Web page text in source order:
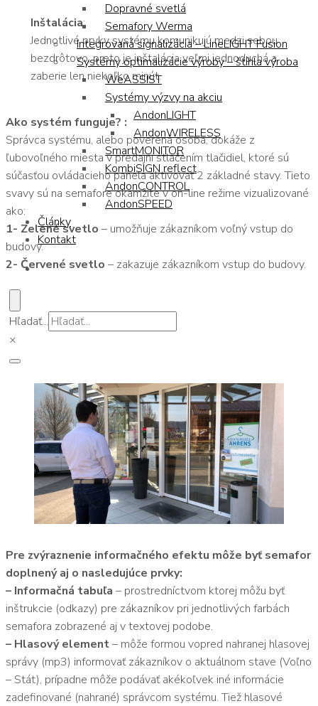
Dopravné svetlá
Semafory Werma
Integrovaná signalizácia – LineLIGHT Fusion
Systémy optimalizácie výroby – štíhla výroba
WeASSIST
Systémy výzvy na akciu
AndonLIGHT
AndonWIRELESS
SmartMONITOR
KombiSIGN reflect
AndonCONTROL
AndonSPEED
Články
Kontakt
Hľadať...
×
Inštalácia:
Jednotlivé prvky systému komunikujú medzi sebou
bezdrôtovo, preto je inštalácia veľmi jednoduchá a
zaberie len niekoľko minút.
Ako systém funguje? :
Správca systému, alebo poverená osoba, dokáže z
ľubovoľného miesta v predajni stlačením tlačidiel, ktoré sú
súčasťou ovládacieho panela aktivovať 2 základné stavy. Tieto
svavy sú na semafore okamžite v on-line režime vizualizované
ako:
1- Zelené svetlo – umožňuje zákazníkom voľný vstup do
budovy.
2- Červené svetlo – zakazuje zákazníkom vstup do budovy.
Pre zvýraznenie informačného efektu môže byť semafor
doplnený aj o nasledujúce prvky:
– Informačná tabuľa – prostredníctvom ktorej môžu byť
inštrukcie (odkazy) pre zákazníkov pri jednotlivých farbách
semafora zobrazené aj v textovej podobe.
– Hlasový element– môže formou vopred nahranej hlasovej
správy (mp3) informovať zákazníkov o aktuálnom stave (Voľno
– Stát), prípadne môže podávať akékoľvek iné informácie
zadefinované (nahrané) správcom systému. Tiež hlasové